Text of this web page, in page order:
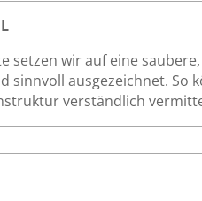
setzen wir auf eine
sinnvoll ausgezeichnet. So
verständlich